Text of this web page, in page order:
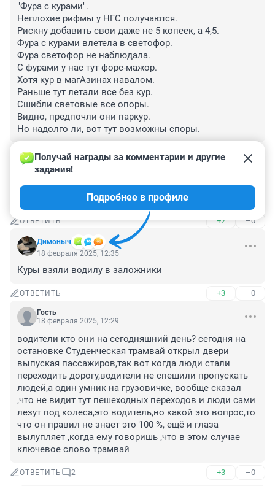
"Фура с курами".
Неплохие рифмы у НГС получаются.
Рискну добавить свои даже не 5 копеек, а 4,5.
Фура с курами влетела в светофор.
Фура светофор не наблюдала.
С фурами у нас тут форс-мажор.
Хотя кур в магАзинах навалом.
Раньше тут летали все без кур.
Сшибли световые все опоры.
Видно, предпочли они паркур.
Но надолго ли, вот тут возможны споры.
ОТВЕТИТЬ –0
Гость
Перевозил живых кур или замороженных?
ОТВЕТИТЬ +2 –0
Димоныч
Получай награды за комментарии и другие
задания!
Подробнее в профиле
18 февраля 2025, 12:35
Куры взяли водилу в заложники
ОТВЕТИТЬ +3 –0
Гость
18 февраля 2025, 12:29
водители кто они на сегодняшний день? сегодня на
остановке Студенческая трамвай открыл двери
выпуская пассажиров,так вот когда люди стали
переходить дорогу,водители не спешили пропускать
людей,а один умник на грузовичке, вообще сказал
,что не видит тут пешеходных переходов и люди сами
лезут под колеса,это водитель,но какой это вопрос,то
что он правил не знает это 100 %, ещё и глаза
вылупляет ,когда ему говоришь ,что в этом случае
ключевое слово трамвай
ОТВЕТИТЬ 2 +3 –0